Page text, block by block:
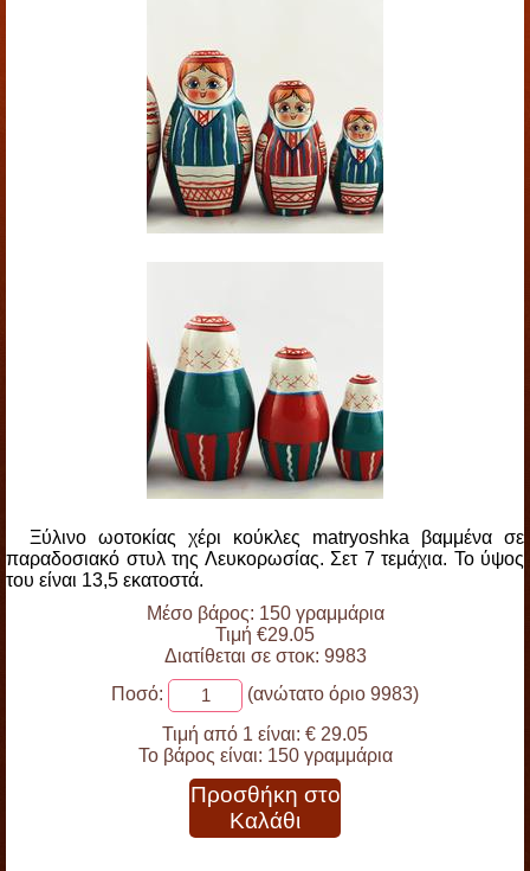
Ξύλινο ωοτοκίας χέρι κούκλες matryoshka βαμμένα σε
παραδοσιακό στυλ της Λευκορωσίας. Σετ 7 τεμάχια. Το ύψος
του είναι 13,5 εκατοστά.
Μέσο βάρος: 150 γραμμάρια
Τιμή €29.05
Διατίθεται σε στοκ: 9983
Ποσό:
(ανώτατο όριο 9983)
Τιμή από 1 είναι: € 29.05
Το βάρος είναι: 150 γραμμάρια
Προσθήκη στο
Καλάθι